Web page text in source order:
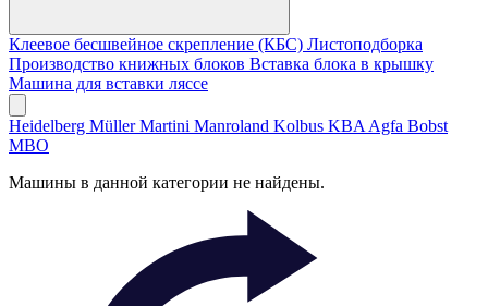
Клеевое бесшвейное скрепление (КБС) Листоподборка
Производство книжных блоков Вставка блока в крышку
Машина для вставки ляссе
Heidelberg Müller Martini Manroland Kolbus KBA Agfa Bobst
MBO
Машины в данной категории не найдены.